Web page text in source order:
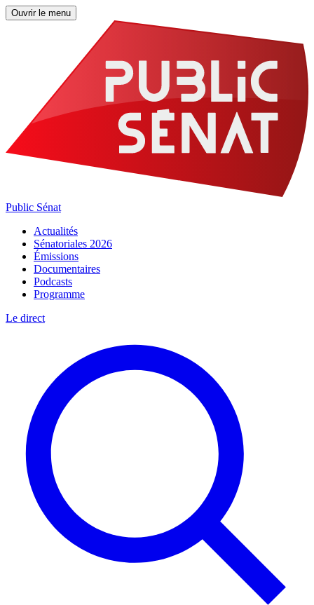
Ouvrir le menu
Public Sénat
Actualités
Sénatoriales 2026
Émissions
Documentaires
Podcasts
Programme
Le direct